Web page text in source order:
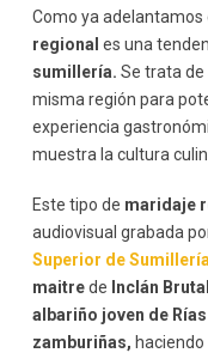
Como ya adelantamos
regional es una
sumillería. Se trata
misma región para
experiencia
muestra la cultura
Este tipo de maridaje
audiovisual grabada
Superior de
maitrede Inclán
albariño joven de
zamburiñas,